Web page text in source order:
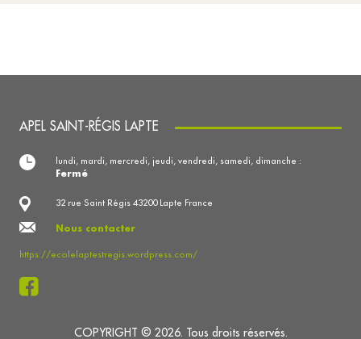
APEL SAINT-RÉGIS LAPTE
32 rue Saint Régis 43200 Lapte France
Nous contacter
https://ecolelaptestregis.wordpress.com/
lundi, mardi, mercredi, jeudi, vendredi, samedi, dimanche :
Fermé
COPYRIGHT © 2026. Tous droits réservés.